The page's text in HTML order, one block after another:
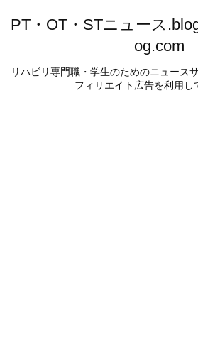
PT・OT・STニュース
og.com
リハビリ専門職・学生のためのニュース
フィリエイト広告を利用し